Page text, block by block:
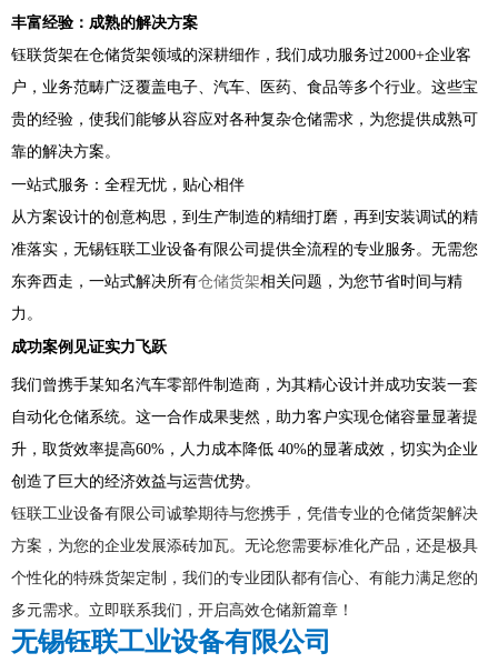
丰富经验：成熟的解决方案
钰联货架在仓储货架领域的深耕细作，我们成功服务过2000+企业客
户，业务范畴广泛覆盖电子、汽车、医药、食品等多个行业。这些宝
贵的经验，使我们能够从容应对各种复杂仓储需求，为您提供成熟可
靠的解决方案。
一站式服务：全程无忧，贴心相伴
从方案设计的创意构思，到生产制造的精细打磨，再到安装调试的精
准落实，无锡钰联工业设备有限公司提供全流程的专业服务。无需您
东奔西走，一站式解决所有仓储货架相关问题，为您节省时间与精
力。
成功案例见证实力飞跃
我们曾携手某知名汽车零部件制造商，为其精心设计并成功安装一套
自动化仓储系统。这一合作成果斐然，助力客户实现仓储容量显著提
升，取货效率提高60%，人力成本降低 40%的显著成效，切实为企业
创造了巨大的经济效益与运营优势。
钰联工业设备有限公司诚挚期待与您携手，凭借专业的仓储货架解决
方案，为您的企业发展添砖加瓦。无论您需要标准化产品，还是极具
个性化的特殊货架定制，我们的专业团队都有信心、有能力满足您的
多元需求。立即联系我们，开启高效仓储新篇章！
无锡钰联工业设备有限公司